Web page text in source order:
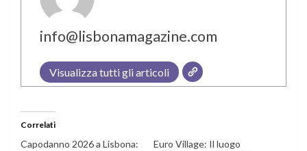
info@lisbonamagazine.com
Visualizza tutti gli articoli
Correlati
Capodanno 2026 a Lisbona:
Euro Village: Il luogo